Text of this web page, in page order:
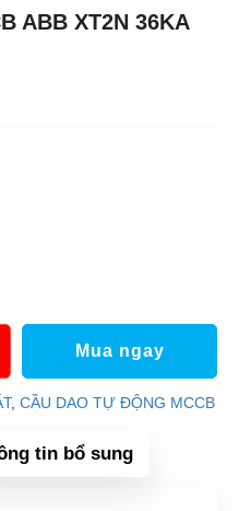
ABB XT2N 36KA
Mua ngay
, CẦU DAO TỰ ĐỘNG MCCB
tin bổ sung